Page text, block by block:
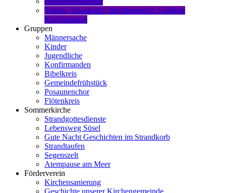
Taufen, Trauungen, Beerdigungen, Goldene
Konfirmation
Gruppen
Männersache
Kinder
Jugendliche
Konfirmanden
Bibelkreis
Gemeindefrühstück
Posaunenchor
Flötenkreis
Sommerkirche
Strandgottesdienste
Lebensweg Süsel
Gute Nacht Geschichten im Strandkorb
Strandtaufen
Segenszelt
Atempause am Meer
Förderverein
Kirchensanierung